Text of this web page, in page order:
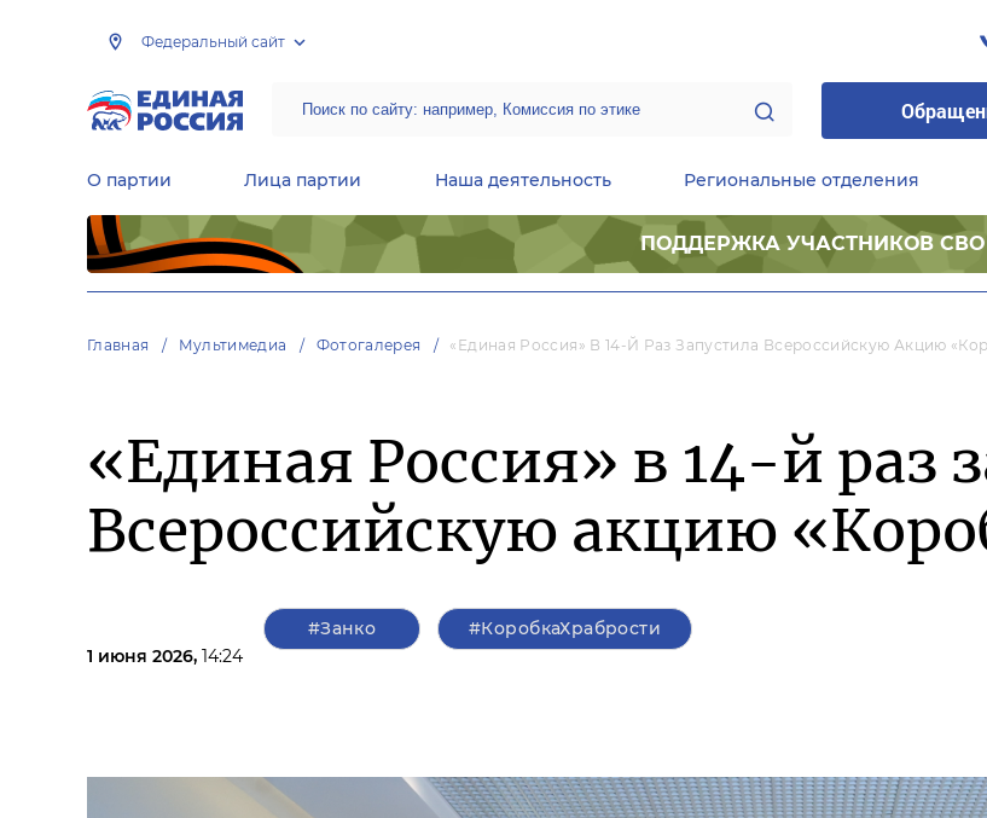
Федеральный сайт
О партии Лица партии Наша деятельность Региональные отделения
ПОДДЕРЖКА УЧАСТНИКОВ СВО
Главная Мультимедиа Фотогалерея «Единая Россия» В 14-Й Раз Запустила Всероссийскую Акцию
«Единая Россия» в 14-й раз
Всероссийскую акцию
1 июня 2026, 14:24
#Занко #КоробкаХрабрости